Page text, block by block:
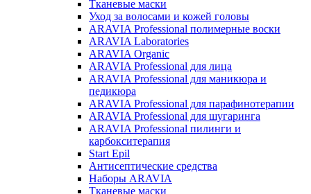
Тканевые маски
Уход за волосами и кожей головы
ARAVIA Professional полимерные воски
ARAVIA Laboratories
ARAVIA Organic
ARAVIA Professional для лица
ARAVIA Professional для маникюра и
педикюра
ARAVIA Professional для парафинотерапии
ARAVIA Professional для шугаринга
ARAVIA Professional пилинги и
карбокситерапия
Start Epil
Антисептические средства
Наборы ARAVIA
Тканевые маски